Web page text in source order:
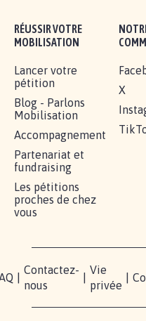
RÉUSSIR VOTRE
MOBILISATION
Lancer votre
pétition
Blog - Parlons
Mobilisation
Accompagnement
Partenariat et
fundraising
Les pétitions
proches de chez
vous
X
Contactez-
nous
Vie
privée